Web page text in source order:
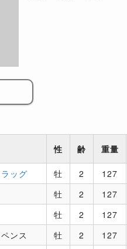
性 齢 重量
ッグ 牡 2 127
牡
2 127
牡
2 127
ンス
牡 2 127